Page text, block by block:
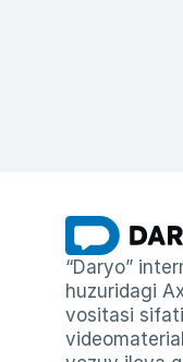
“Daryo”
huzuridagi
vositasi